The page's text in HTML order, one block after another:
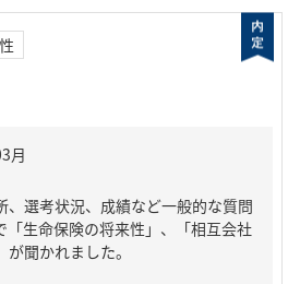
、選考状況、成績など一般的な質問
「生命保険の将来性」、「相互会社
聞かれました。